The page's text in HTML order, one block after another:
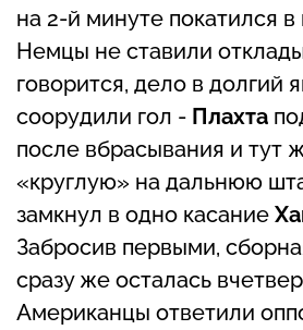
на 2-й минуте покатился
Немцы не ставили
говорится, дело в долгий
соорудили гол - Плахта
после вбрасывания и тут
«круглую» на дальнюю
замкнул в одно касание
Забросив первыми,
сразу же осталась
Американцы ответили